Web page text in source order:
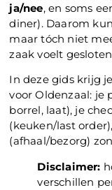
ja/nee, en soms
diner). Daarom
maar tóch niet
zaak voelt
In deze gids krijg
voor Oldenzaal: je
borrel, laat), je
(keuken/last
(afhaal/bezorg)
Disclaimer:
verschillen